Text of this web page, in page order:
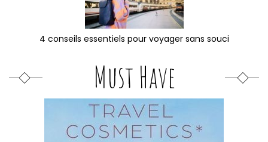
4 conseils essentiels pour voyager sans souci
Must Have